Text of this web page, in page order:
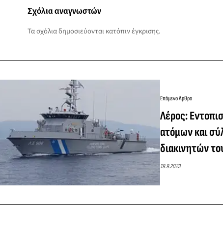
Σχόλια αναγνωστών
Τα σχόλια δημοσιεύονται κατόπιν έγκρισης.
Επόμενο Άρθρο
Λέρος:
ατόμων και
διακινητών
19.9.2023